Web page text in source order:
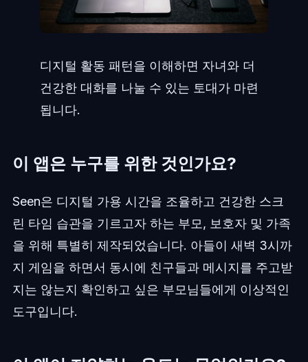
디지털 활동 패턴을 이해하면 자녀와 더
건강한 대화를 나눌 수 있는 토대가 마련
됩니다.
이 앱은 누구를 위한 것인가요?
Seen은 디지털 가용 시간을 조율하고 건강한 스크
린 타임 습관을 기르고자 하는 부모, 보호자 및 가족
을 위해 특별히 제작되었습니다. 아들이 새벽 3시까
지 게임을 하면서 동시에 친구들과 메시지를 주고받
지는 않는지 확인하고 싶은 부모님들에게 이상적인
도구입니다.